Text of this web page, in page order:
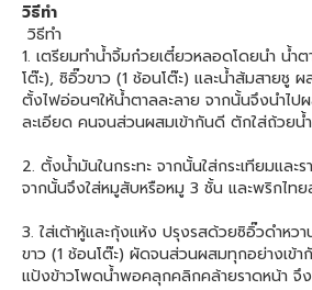
วิธีทำ
วิธีทำ
1. เตรียมทำน้ำจิ้มก๋วยเตี๋ยวหลอดโดยนำ น้ำ
โต๊ะ), ซิอิ๊วขาว (1 ช้อนโต๊ะ) และน้ำส้มสายชู ผ
ตั้งไฟอ่อนๆให้น้ำตาลละลาย จากนั้นจึงนำไ
ละเอียด คนจนส่วนผสมเข้ากันดี ตักใส่ถ้วยน้
2. ตั้งน้ำมันในกระทะ จากนั้นใส่กระเทียมแล
จากนั้นจึงใส่หมูสับหรือหมู 3 ชั้น และพริกไท
3. ใส่เต้าหู้และกุ้งแห้ง ปรุงรสด้วยซิอิ๊วดำหว
ขาว (1 ช้อนโต๊ะ) ผัดจนส่วนผสมทุกอย่างเข้า
แป้งข้าวโพดน้ำพอคลุกคลิกคล้ายราดหน้า จึ